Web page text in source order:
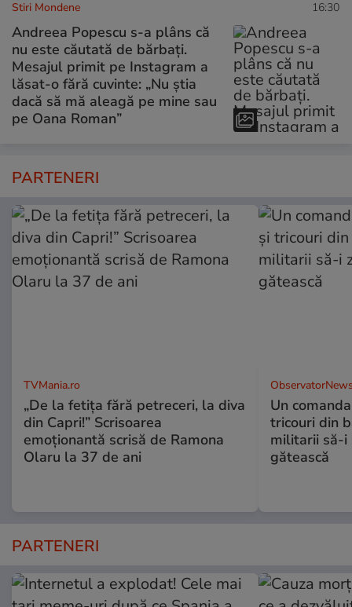
Stiri Mondene 16:30
Andreea Popescu s-a plâns că
nu este căutată de bărbați.
Mesajul primit pe Instagram a
lăsat-o fără cuvinte: „Nu știa
dacă să mă aleagă pe mine sau
pe Oana Roman”
PARTENERI
TVMania.ro
„De la fetița fără petreceri, la diva
din Capri!” Scrisoarea
emoționantă scrisă de Ramona
Olaru la 37 de ani
Un
tricouri din
militarii să-i
gătească
PARTENERI